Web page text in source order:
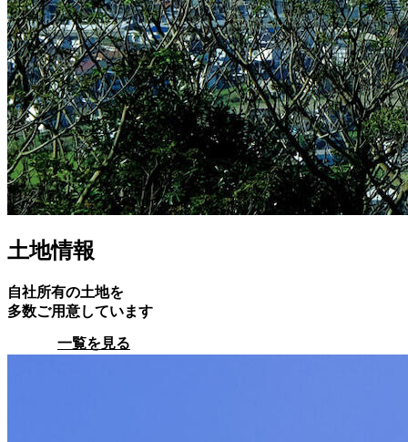
土地情報
自社所有の土地を
多数ご用意しています
一覧を見る